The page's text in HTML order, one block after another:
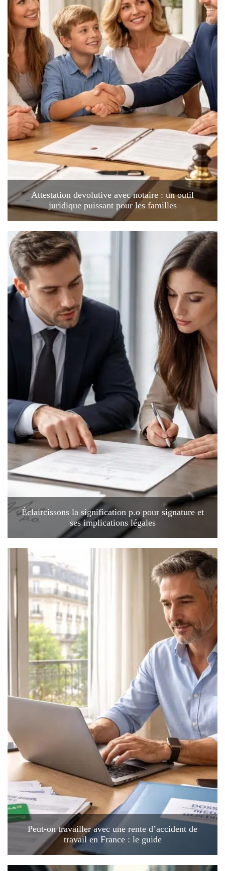
Attestation devolutive avec notaire : un outil
juridique puissant pour les familles
Éclaircissons la signification p.o pour signature et
ses implications légales
Peut-on travailler avec une rente d’accident de
travail en France : le guide